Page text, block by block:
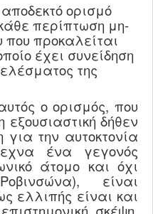
ορισμό
περίπτωση μη-
που προκαλείται
έχει συνείδηση
της
ο ορισμός, που
δήθεν
για την αυτοκτονία
ένα γεγονός
άτομο και όχι
είναι
ελλιπής είναι και